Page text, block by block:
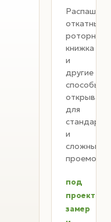
откатные,
роторные,
книжка
и
другие
способы
для
и
сложных
проемов.
под
проект
замер